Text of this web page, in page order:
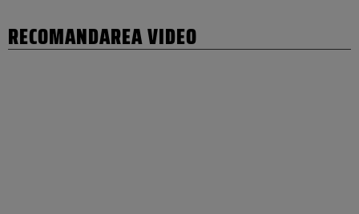
RECOMANDAREA VIDEO